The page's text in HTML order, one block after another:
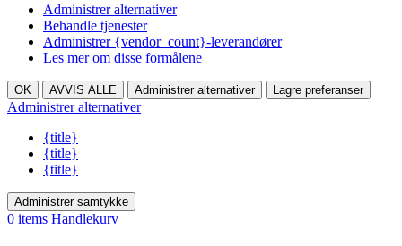
Administrer alternativer
Behandle tjenester
Administrer {vendor_count}-leverandører
Les mer om disse formålene
OK AVVIS ALLE Administrer alternativer Lagre preferanser
Administrer alternativer
{title}
{title}
{title}
Administrer samtykke
0 items Handlekurv